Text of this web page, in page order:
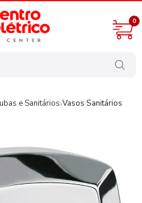
0
e Sanitários›Vasos Sanitários